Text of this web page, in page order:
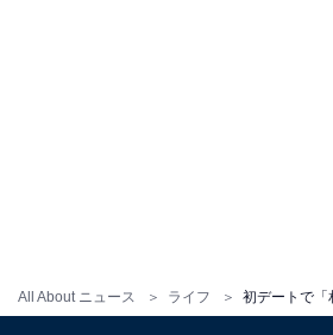
All About ニュース ライフ